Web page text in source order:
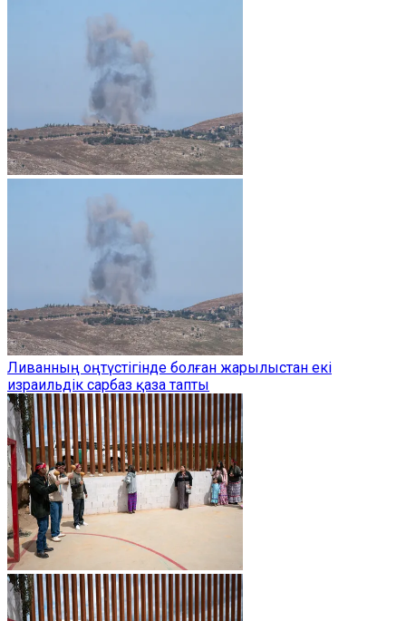
Ливанның оңтүстігінде болған жарылыстан екі
израильдік сарбаз қаза тапты